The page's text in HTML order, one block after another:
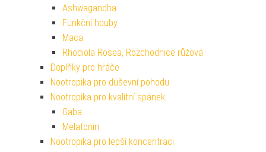
Ashwagandha
Funkční houby
Maca
Rhodiola Rosea, Rozchodnice růžová
Doplňky pro hráče
Nootropika pro duševní pohodu
Nootropika pro kvalitní spánek
Gaba
Melatonin
Nootropika pro lepší koncentraci